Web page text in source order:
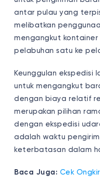
antar pulau yang
melibatkan
mengangkut
pelabuhan satu ke
Keunggulan ekspedisi
untuk mengangkut
dengan biaya relatif
merupakan pilihan
dengan ekspedisi
adalah waktu
keterbatasan dalam
Baca Juga: Cek